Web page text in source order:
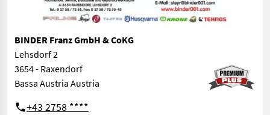
BINDER Franz GmbH & CoKG
Lehsdorf 2
3654 - Raxendorf
Bassa Austria Austria
+43 2758 ****